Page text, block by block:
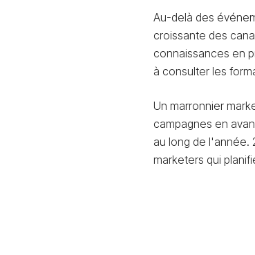
Au-delà des
croissante des
connaissances en
à consulter les
Un marronnier
campagnes en
au long de l'année.
marketers qui